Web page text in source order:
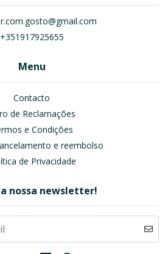
+351917925655
Menu
Contacto
de Reclamações
e Condições
e reembolso
de Privacidade
nossa newsletter!